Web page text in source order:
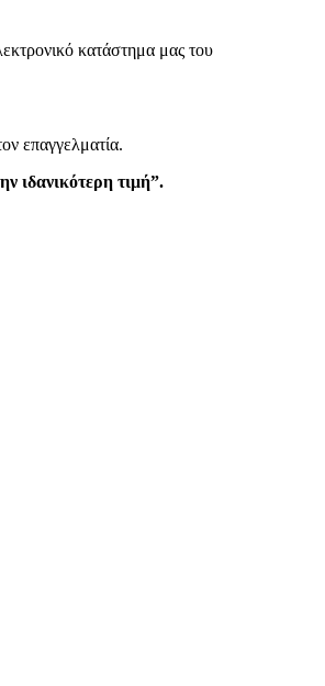
κατάστημα μας του
επαγγελματία.
ιδανικότερη τιμή”.